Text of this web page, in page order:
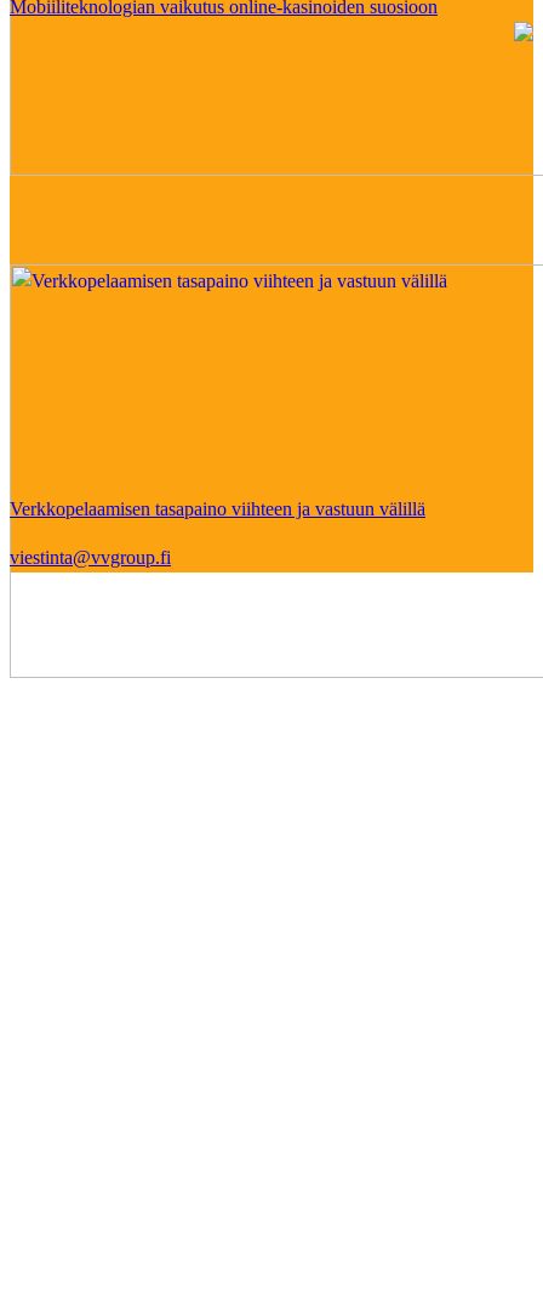
Mobiiliteknologian vaikutus online-kasinoiden suosioon
Verkkopelaamisen tasapaino viihteen ja vastuun välillä
viestinta@vvgroup.fi